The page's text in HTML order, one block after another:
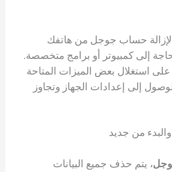
لإزالة حساب جوجل من هاتفك
إلى كمبيوتر أو برامج متخصصة.
استغلال بعض الميزات المتاحة
إلى إعدادات الجهاز وتجاوز
من جديد
، يتم حذف جميع البيانات